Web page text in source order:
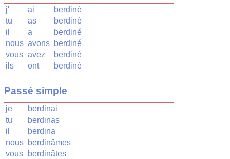
j' ai
berdiné
tu
as
berdiné
il
a
berdiné
nous avons berdiné
vous avez
berdiné
ils
ont berdiné
Passé simple
je
berdinai
tu
berdinas
il
berdina
nous berdinâmes
vous
berdinâtes